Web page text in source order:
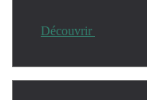
Découvrir